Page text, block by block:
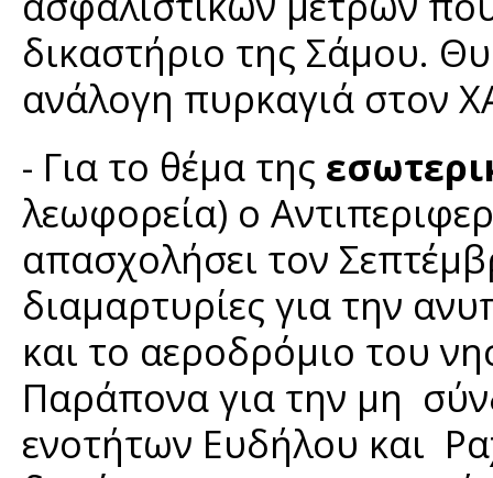
δικαστήριο της Σάμου.
ανάλογη πυρκαγιά στον
- Για το θέμα της
λεωφορεία) ο
απασχολήσει τον
διαμαρτυρίες για την
και το αεροδρόμιο του
Παράπονα για την μη
ενοτήτων Ευδήλου και